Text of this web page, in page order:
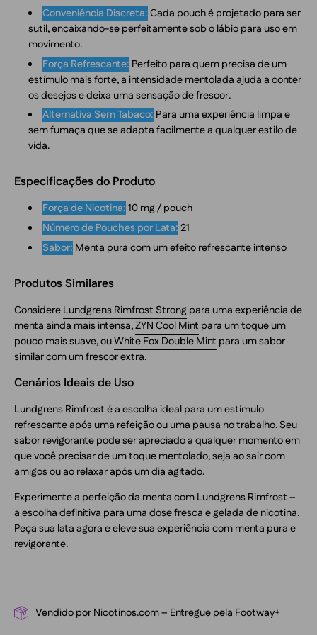
Conveniência Discreta: Cada pouch é projetado para ser
sutil, encaixando-se perfeitamente sob o lábio para uso em
movimento.
Força Refrescante: Perfeito para quem precisa de um
estímulo mais forte, a intensidade mentolada ajuda a conter
os desejos e deixa uma sensação de frescor.
Alternativa Sem Tabaco: Para uma experiência limpa e
sem fumaça que se adapta facilmente a qualquer estilo de
vida.
Especificações do Produto
Força de Nicotina: 10 mg / pouch
Número de Pouches por Lata: 21
Sabor: Menta pura com um efeito refrescante intenso
Produtos Similares
Considere Lundgrens Rimfrost Strong para uma experiência de
menta ainda mais intensa,ZYN Cool Mint para um toque um
pouco mais suave, ouWhite Fox Double Mint para um sabor
similar com um frescor extra.
Cenários Ideais de Uso
Lundgrens Rimfrost é a escolha ideal para um estímulo
refrescante após uma refeição ou uma pausa no trabalho. Seu
sabor revigorante pode ser apreciado a qualquer momento em
que você precisar de um toque mentolado, seja ao sair com
amigos ou ao relaxar após um dia agitado.
Experimente a perfeição da menta com Lundgrens Rimfrost –
a escolha definitiva para uma dose fresca e gelada de nicotina.
Peça sua lata agora e eleve sua experiência com menta pura e
revigorante.
Vendido por Nicotinos.com – Entregue pela Footway+